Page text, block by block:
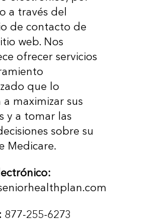
a través del
de contacto de
web. Nos
ofrecer servicios
que lo
a maximizar sus
y a tomar las
sobre su
Medicare.
877-255-6273